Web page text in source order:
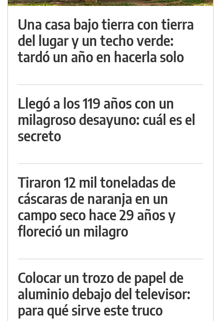
Una casa bajo tierra con tierra
del lugar y un techo verde:
tardó un año en hacerla solo
Llegó a los 119 años con un
milagroso desayuno: cuál es el
secreto
Tiraron 12 mil toneladas de
cáscaras de naranja en un
campo seco hace 29 años y
floreció un milagro
Colocar un trozo de papel de
aluminio debajo del televisor:
para qué sirve este truco